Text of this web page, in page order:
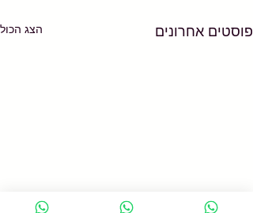
פוסטים אחרונים הצג הכול